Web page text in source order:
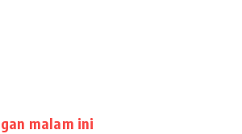
malam ini